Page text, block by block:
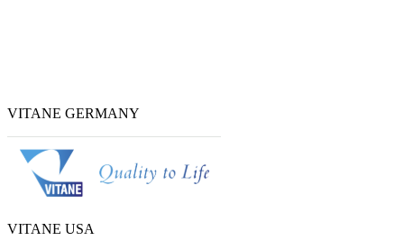
VITANE GERMANY
VITANE USA